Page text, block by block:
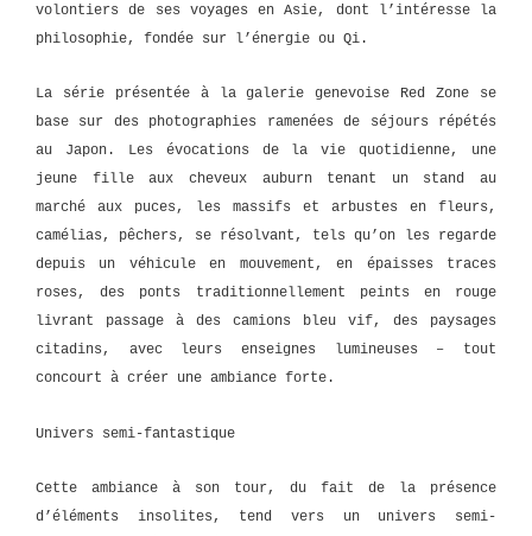
volontiers de ses voyages en Asie, dont l’intéresse la
philosophie, fondée sur l’énergie ou Qi.
La série présentée à la galerie genevoise Red Zone se
base sur des photographies ramenées de séjours répétés
au Japon. Les évocations de la vie quotidienne, une
jeune fille aux cheveux auburn tenant un stand au
marché aux puces, les massifs et arbustes en fleurs,
camélias, pêchers, se résolvant, tels qu’on les regarde
depuis un véhicule en mouvement, en épaisses traces
roses, des ponts traditionnellement peints en rouge
livrant passage à des camions bleu vif, des paysages
citadins, avec leurs enseignes lumineuses – tout
concourt à créer une ambiance forte.
Univers semi-fantastique
Cette ambiance à son tour, du fait de la présence
d’éléments insolites, tend vers un univers semi-